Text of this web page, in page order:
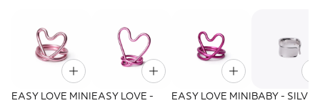
EASY LOVE MINIEASY LOVE -
EASY LOVE MINIBABY -